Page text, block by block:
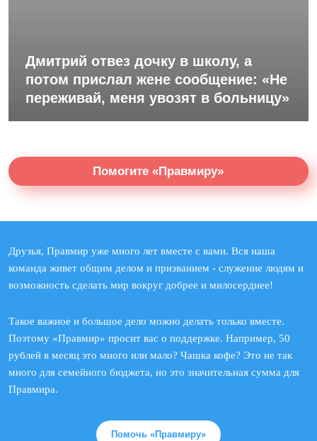
Дмитрий отвез дочку в школу, а
потом прислал жене сообщение: «Не
переживай, меня увозят в больницу»
Помогите «Правмиру»
Друзья, Правмир уже много лет вместе с вами. Вся наша
команда живет общим делом и призванием - служение людям и
возможность сделать мир вокруг добрее и милосерднее!
Такое важное и большое дело можно делать только вместе.
Поэтому «Правмир» просит вас о поддержке. Например, 50
рублей в месяц это много или мало? Чашка кофе? Это не так
много для семейного бюджета, но это значительная сумма для
Правмира.
Помочь «Правмиру»